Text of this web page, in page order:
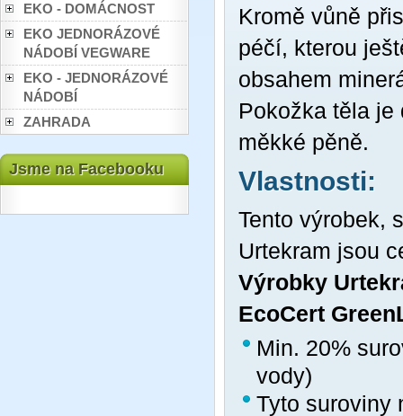
EKO - DOMÁCNOST
EKO JEDNORÁZOVÉ
NÁDOBÍ VEGWARE
EKO - JEDNORÁZOVÉ
NÁDOBÍ
ZAHRADA
Jsme na Facebooku
Kromě vůně
péčí, kterou
obsahem
Pokožka těla
měkké pěně.
Vlastnosti:
Tento výrobek,
Urtekram jsou
Výrobky
EcoCert
Min. 20%
vody)
Tyto suroviny